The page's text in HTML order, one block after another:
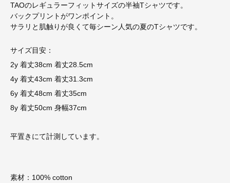
TAOのレギュラーフィットサイズの半袖Tシャツです。
バックプリントがワンポイント。
サラリと肌触りが良くて毎シーン人気の夏のTシャツです。
サイズ目安：
2y 着丈38cm 着丈28.5cm
4y 着丈43cm 着丈31.3cm
6y 着丈48cm 着丈35cm
8y 着丈50cm 身幅37cm
平置きにて計測しています。
素材：100% cotton